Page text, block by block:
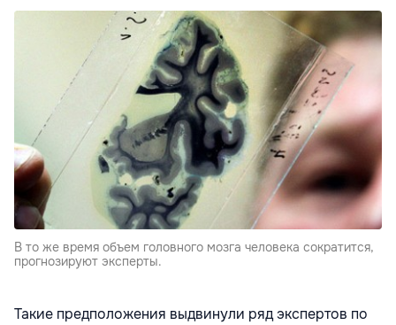
В то же время объем головного мозга человека сократится,
прогнозируют эксперты.
Такие предположения выдвинули ряд экспертов по